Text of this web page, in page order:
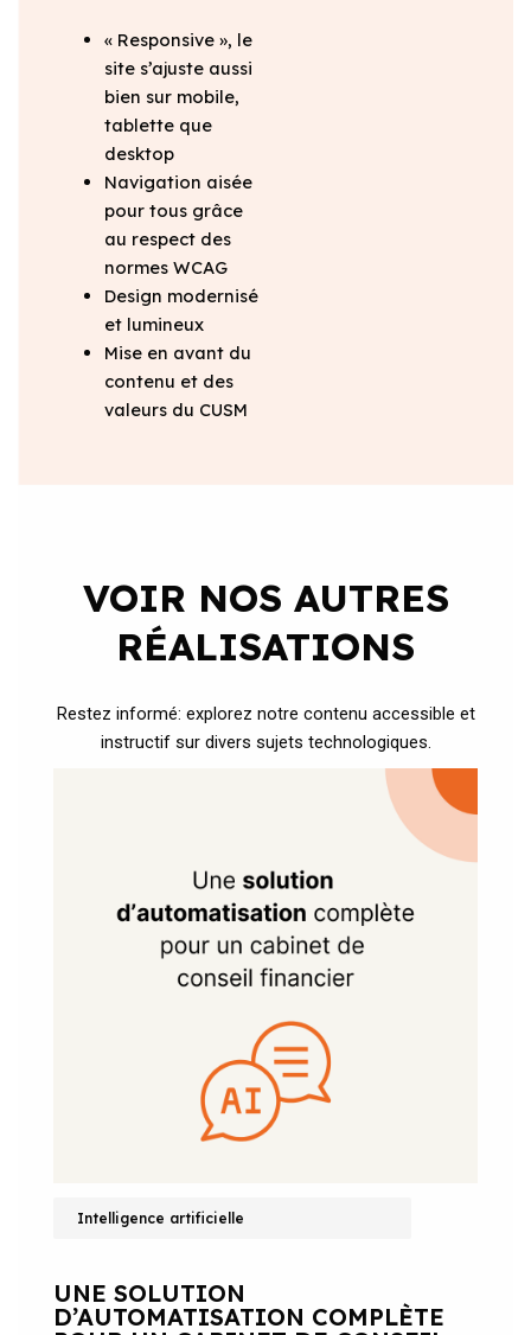
« Responsive », le
site s’ajuste aussi
bien sur mobile,
tablette que
desktop
Navigation aisée
pour tous grâce
au respect des
normes WCAG
Design modernisé
et lumineux
Mise en avant du
contenu et des
valeurs du CUSM
VOIR NOS AUTRES
RÉALISATIONS
Restez informé: explorez notre contenu accessible et
instructif sur divers sujets technologiques.
Intelligence artificielle
UNE SOLUTION
D’AUTOMATISATION COMPLÈTE